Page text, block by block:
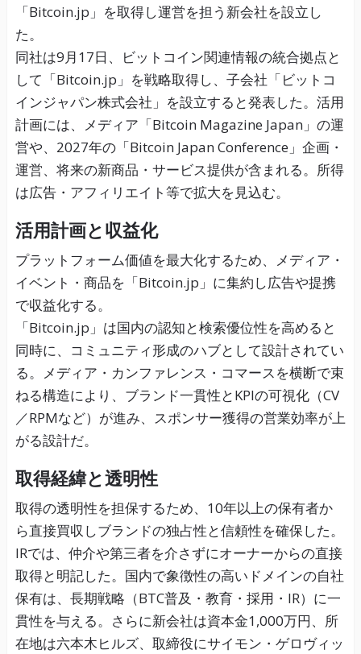
「Bitcoin.jp」を取得し運営を担う新会社を設立し
た。
同社は9月17日、ビットコイン関連情報の統合拠点と
して「Bitcoin.jp」を戦略取得し、子会社「ビットコ
インジャパン株式会社」を設立すると発表した。活用
計画には、メディア「Bitcoin Magazine Japan」の運
営や、2027年の「Bitcoin Japan Conference」企画・
運営、将来の新商品・サービス提供が含まれる。所得
は広告・アフィリエイト等で拡大を見込む。
活用計画と収益化
プラットフォーム価値を最大化するため、メディア・
イベント・商品を「Bitcoin.jp」に集約し広告や提携
で収益化する。
「Bitcoin.jp」は国内の認知と検索優位性を高めると
同時に、コミュニティ形成のハブとして設計されてい
る。メディア・カンファレンス・コマースを横断で束
ねる構造により、ブランド一貫性とKPIの可視化（CV
／RPMなど）が進み、スポンサー獲得の営業効率が上
がる設計だ。
取得経緯と透明性
取得の透明性を担保するため、10年以上の保有者か
ら直接買収しブランドの独占性と信頼性を確保した。
IRでは、仲介や第三者を介さずにオーナーからの直接
取得と明記した。国内で象徴性の高いドメインの自社
保有は、長期戦略（BTC普及・教育・採用・IR）に一
貫性を与える。さらに新会社は資本金1,000万円、所
在地は六本木ヒルズ、取締役にサイモン・ゲロヴィッ